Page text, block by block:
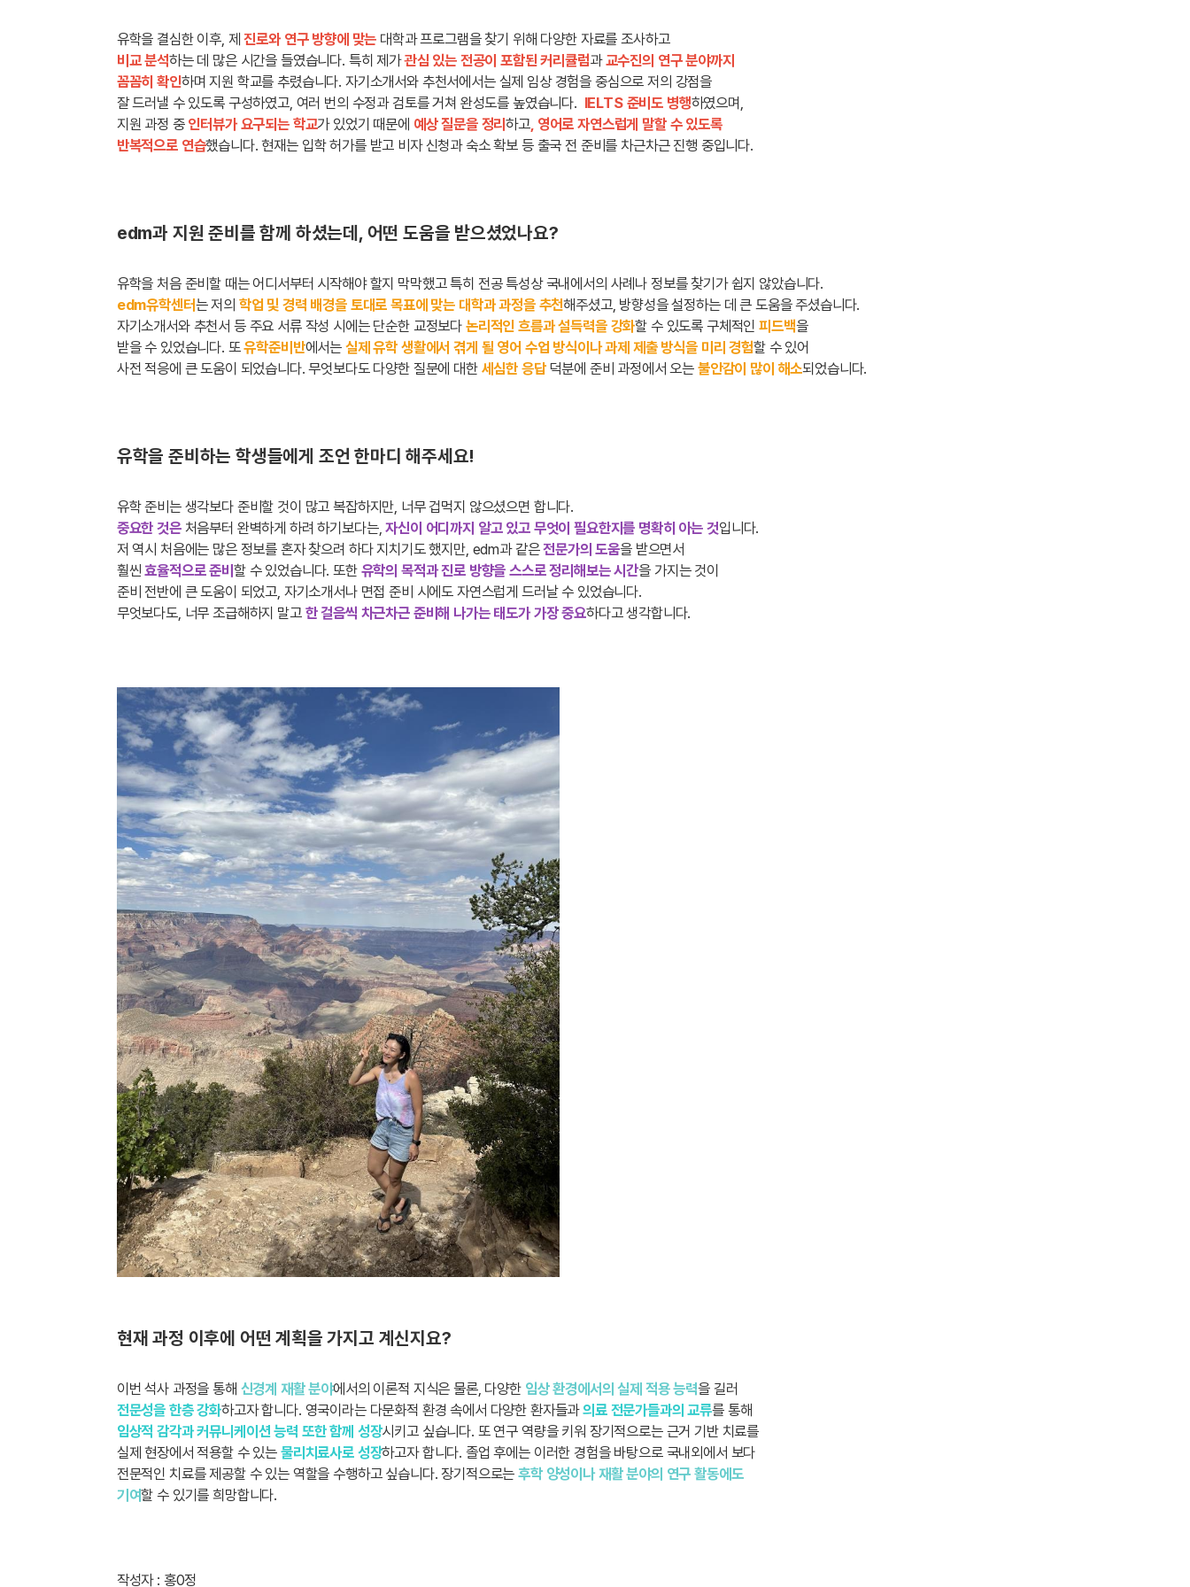
유학을 결심한 이후, 제 진로와 연구 방향에 맞는 대학과 프로그램을 찾기 위해 다양한 자료를 조사하고
비교 분석하는 데 많은 시간을 들였습니다. 특히 제가관심 있는 전공이 포함된 커리큘럼과교수진의 연구 분야까지
꼼꼼히 확인하며 지원 학교를 추렸습니다. 자기소개서와 추천서에서는 실제 임상 경험을 중심으로 저의 강점을
잘 드러낼 수 있도록 구성하였고, 여러 번의 수정과 검토를 거쳐 완성도를 높였습니다. IELTS 준비도 병행하였으며,
지원 과정 중 인터뷰가 요구되는 학교가 있었기 때문에 예상 질문을 정리하고 , 영어로 자연스럽게 말할 수 있도록
반복적으로 연습했습니다. 현재는 입학 허가를 받고 비자 신청과 숙소 확보 등 출국 전 준비를 차근차근 진행 중입니다.
edm과 지원 준비를 함께 하셨는데, 어떤 도움을 받으셨었나요?
유학을 처음 준비할 때는 어디서부터 시작해야 할지 막막했고 특히 전공 특성상 국내에서의 사례나 정보를 찾기가 쉽지 않았습니다.
edm유학센터는 저의 학업 및 경력 배경을 토대로 목표에 맞는 대학과 과정을 추천해주셨고, 방향성을 설정하는 데 큰 도움을 주셨습니다.
자기소개서와 추천서 등 주요 서류 작성 시에는 단순한 교정보다 논리적인 흐름과 설득력을 강화할 수 있도록 구체적인피드백을
받을 수 있었습니다. 또유학준비반에서는 실제 유학 생활에서 겪게 될 영어 수업 방식이나 과제 제출 방식을 미리 경험할 수 있어
사전 적응에 큰 도움이 되었습니다. 무엇보다도 다양한 질문에 대한 세심한 응답 덕분에 준비 과정에서 오는 불안감이 많이 해소되었습니다.
유학을 준비하는 학생들에게 조언 한마디 해주세요!
유학 준비는 생각보다 준비할 것이 많고 복잡하지만, 너무 겁먹지 않으셨으면 합니다.
중요한 것은처음부터 완벽하게 하려 하기보다는,자신이 어디까지 알고 있고 무엇이 필요한지를 명확히 아는 것입니다.
저 역시 처음에는 많은 정보를 혼자 찾으려 하다 지치기도 했지만, edm과 같은전문가의 도움을 받으면서
훨씬효율적으로 준비할 수 있었습니다. 또한 유학의 목적과 진로 방향을 스스로 정리해보는 시간을 가지는 것이
준비 전반에 큰 도움이 되었고, 자기소개서나 면접 준비 시에도 자연스럽게 드러날 수 있었습니다.
무엇보다도, 너무 조급해하지 말고 한 걸음씩 차근차근 준비해 나가는 태도가 가장 중요하다고 생각합니다.
현재 과정 이후에 어떤 계획을 가지고 계신지요?
이번 석사 과정을 통해 신경계 재활 분야에서의 이론적 지식은 물론, 다양한 임상 환경에서의 실제 적용 능력을 길러
전문성을 한층 강화하고자 합니다. 영국이라는 다문화적 환경 속에서 다양한 환자들과의료 전문가들과의 교류를 통해
임상적 감각과 커뮤니케이션 능력 또한 함께 성장시키고 싶습니다. 또 연구 역량을 키워 장기적으로는 근거 기반 치료를
실제 현장에서 적용할 수 있는 물리치료사로 성장하고자 합니다. 졸업 후에는 이러한 경험을 바탕으로 국내외에서 보다
전문적인 치료를 제공할 수 있는 역할을 수행하고 싶습니다. 장기적으로는 후학 양성이나 재활 분야의 연구 활동에도
기여할 수 있기를 희망합니다.
작성자 : 홍0정